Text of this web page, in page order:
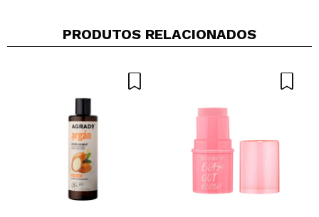
PRODUTOS RELACIONADOS